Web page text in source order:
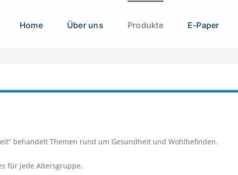
Home Über uns Produkte E-Paper
behandelt Themen rund um Gesundheit und Wohlbefinden.
für jede Altersgruppe.